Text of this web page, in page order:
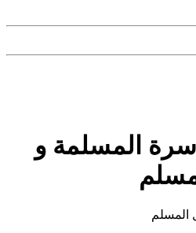
المسلمة و
المسلم